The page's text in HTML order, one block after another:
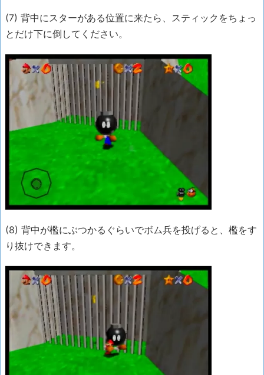
(7) 背中にスターがある位置に来たら、スティックをちょっ
とだけ下に倒してください。
(8) 背中が檻にぶつかるぐらいでボム兵を投げると、檻をす
り抜けできます。